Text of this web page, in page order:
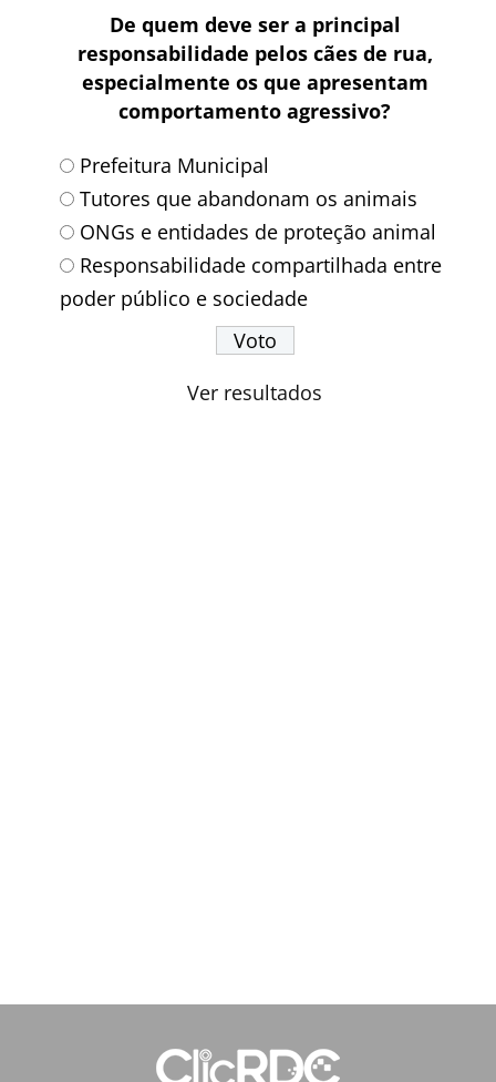
De quem deve ser a principal
responsabilidade pelos cães de rua,
especialmente os que apresentam
comportamento agressivo?
Prefeitura Municipal
Tutores que abandonam os animais
ONGs e entidades de proteção animal
Responsabilidade compartilhada entre
poder público e sociedade
Ver resultados